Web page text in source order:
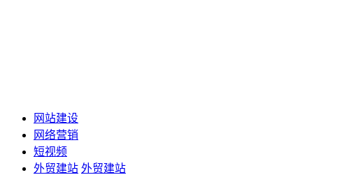
网站建设
网络营销
短视频
外贸建站 外贸建站